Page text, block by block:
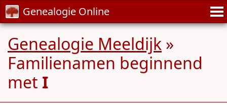
Genealogie Online
Genealogie Meeldijk »
Familienamen beginnend
met I